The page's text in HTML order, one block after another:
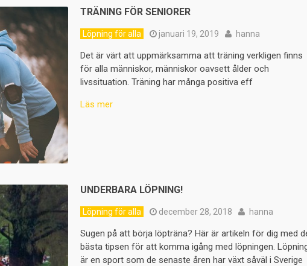
TRÄNING FÖR SENIORER
Löpning för alla januari 19, 2019 hanna
Det är värt att uppmärksamma att träning verkligen finns
för alla människor, människor oavsett ålder och
livssituation. Träning har många positiva eff
Läs mer
UNDERBARA LÖPNING!
Löpning för alla december 28, 2018 hanna
Sugen på att börja löpträna? Här är artikeln för dig med
bästa tipsen för att komma igång med löpningen.
är en sport som de senaste åren har växt såväl i Sverige